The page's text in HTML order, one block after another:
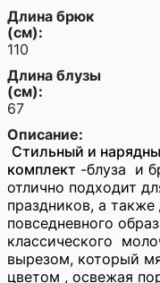
Длина брюк
(см):
110
Длина блузы
(см):
67
Описание:
Стильный и
комплект -блуза и
отлично подходит
праздников, а также
повседневного
классического
вырезом, который
цветом , освежая